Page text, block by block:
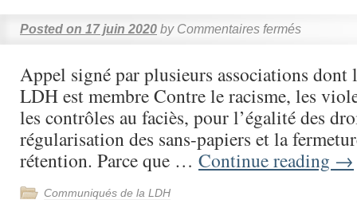
Posted on 17 juin 2020 by Commentaires fermés
Appel signé par plusieurs associations
LDH est membre Contre le racisme, les
les contrôles au faciès, pour l’égalité des
régularisation des sans-papiers et la
rétention. Parce que … Continue reading →
Communiqués de la LDH